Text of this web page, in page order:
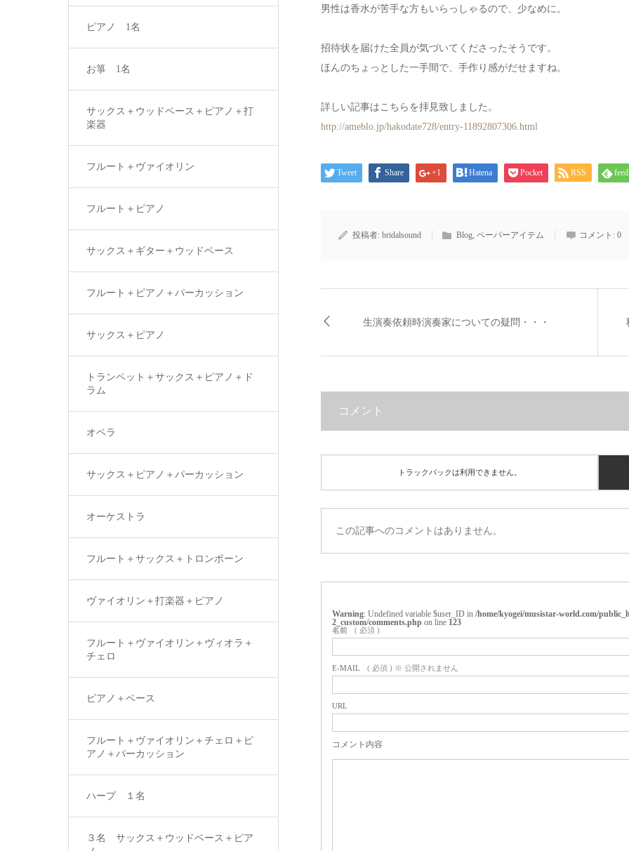
男性は香水が苦手な方もいらっしゃるので、少なめに。
招待状を届けた全員が気づいてくださったそうです。
ほんのちょっとした一手間で、手作り感がだせますね。
詳しい記事はこちらを拝見致しました。
http://ameblo.jp/hakodate728/entry-11892807306.html
Tweet Share +1 Hatena Pocket RSS
投稿者:bridalsound Blog,ペーパーアイテム コメント:0
生演奏依頼時演奏家についての疑問・・・
コメント
トラックバックは利用できません。
この記事へのコメントはありません。
Warning : Undefined variable $user_ID in/home/kyogei/musistar-world.com/
2_custom/comments.php on line 123
名前 ( 必須 )
E-MAIL ( 必須 ) ※ 公開されません
URL
コメント内容
ピアノ 1名
お箏 1名
サックス＋ウッドベース＋ピアノ＋打
楽器
フルート＋ヴァイオリン
フルート＋ピアノ
サックス＋ギター＋ウッドベース
フルート＋ピアノ＋パーカッション
サックス＋ピアノ
トランペット＋サックス＋ピアノ＋ド
ラム
オペラ
サックス＋ピアノ＋パーカッション
オーケストラ
フルート＋サックス＋トロンボーン
ヴァイオリン＋打楽器＋ピアノ
フルート＋ヴァイオリン＋ヴィオラ＋
チェロ
ピアノ＋ベース
フルート＋ヴァイオリン＋チェロ＋ピ
アノ＋パーカッション
ハープ １名
３名 サックス＋ウッドベース＋ピア